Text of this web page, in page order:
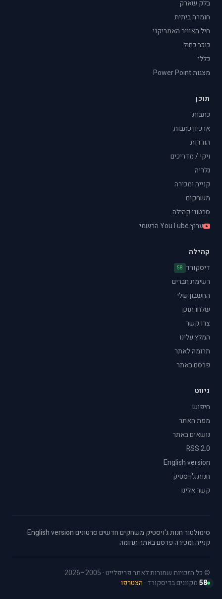
בלק שארק
חומרה ביתית
חיל האוויר האמריקני
כוכב כחול
כללי
מצגות Power Point
תוכן
כתבות
ארכיון כתבות
הורדות
ויקי / מדריכים
גלריה
קנייה ומכירה
משחקים
סרטוני קהילה
ערוץ YouTube הרשמי
קהילה
דיסקורד 58
רשימת חברים
החשבון שלי
שלחו תוכן
צרו קשר
המלץ עלינו
תרומה לאתר
פרסם באתר
ניווט
חיפוש
מפת האתר
נושאים באתר
RSS 2.0
English version
חנות ג'ויסטיק
קשר אלינו
סימולטור·חנות ג'ויסטיק·משחקים חדשים·סרטונים·
English version
·
קנייה ומכירה·פרסם באתר·תרומה
© כל הזכויות שמורות לאתר פריפלייט · 2005–2026
58מקוונים בדיסקורד · הצטרפו